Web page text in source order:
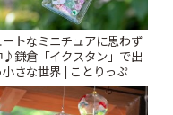
ートなミニチュアに思わず
♪鎌倉「イクスタン」で出
さな世界 | ことりっぷ